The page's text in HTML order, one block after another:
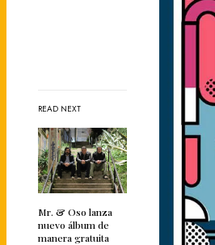
READ NEXT
Mr. & Oso lanza
nuevo álbum de
manera gratuita